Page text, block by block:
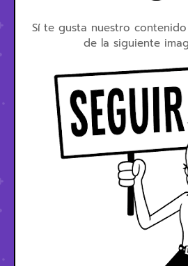
Sí te gusta nuestro
de la siguiente